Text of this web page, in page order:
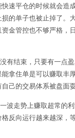
速平仓的时候就会造
的单子也被止掉了。
金管控也不够严格，
有结束，只要有一点
拿住单是可以赚取丰
己的交易体系被盘面
波走势上赚取超常的
反向运行越来越深，